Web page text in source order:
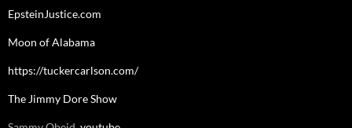
EpsteinJustice.com
Moon of Alabama
https://tuckercarlson.com/
The Jimmy Dore Show